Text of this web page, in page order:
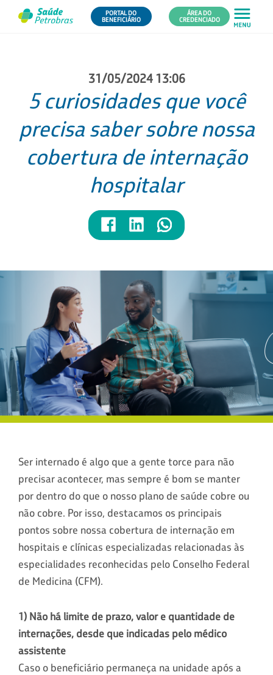
PORTAL DO
BENEFICIÁRIO
ÁREA DO
CREDENCIADO
31/05/2024 13:06
5 curiosidades que você
precisa saber sobre nossa
cobertura de internação
hospitalar
Ser internado é algo que a gente torce para não
precisar acontecer, mas sempre é bom se manter
por dentro do que o nosso plano de saúde cobre ou
não cobre. Por isso, destacamos os principais
pontos sobre nossa cobertura de internação em
hospitais e clínicas especializadas relacionadas às
especialidades reconhecidas pelo Conselho Federal
de Medicina (CFM).
1) Não há limite de prazo, valor e quantidade de
internações, desde que indicadas pelo médico
assistente
Caso o beneficiário permaneça na unidade após a